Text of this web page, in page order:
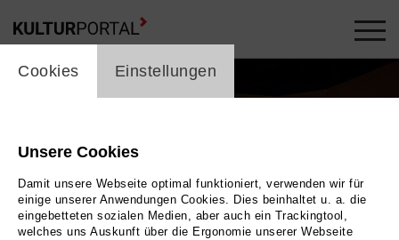
cookie_layer
Cookies Einstellungen
Unsere Cookies
Damit unsere Webseite optimal funktioniert, verwenden wir für
einige unserer Anwendungen Cookies. Dies beinhaltet u. a. die
eingebetteten sozialen Medien, aber auch ein Trackingtool,
welches uns Auskunft über die Ergonomie unserer Webseite